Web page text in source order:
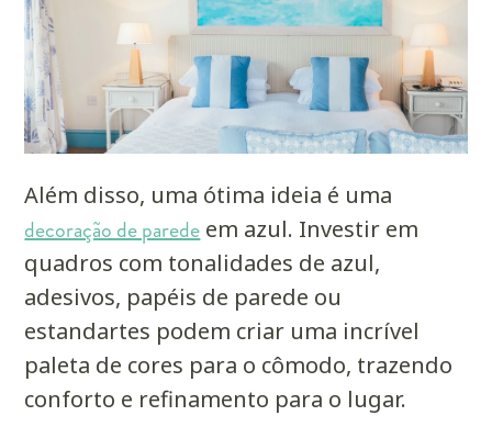
Além disso, uma ótima ideia é uma
decoração de parede em azul. Investir em
quadros com tonalidades de azul,
adesivos, papéis de parede ou
estandartes podem criar uma incrível
paleta de cores para o cômodo, trazendo
conforto e refinamento para o lugar.